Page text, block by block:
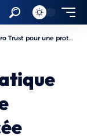
une protection renforcée